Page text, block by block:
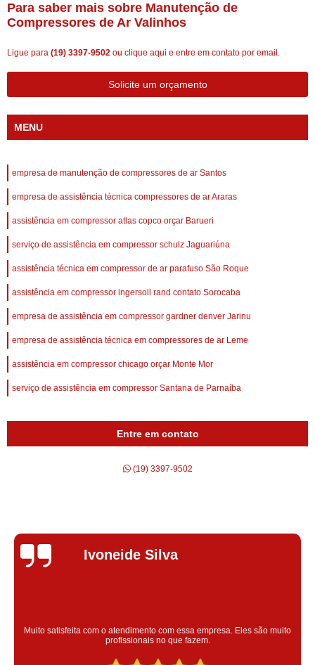
Para saber mais sobre Manutenção de
Compressores de Ar Valinhos
Ligue para (19) 3397-9502 ou clique aqui e entre em contato por email.
Solicite um orçamento
MENU
empresa de manutenção de compressores de ar Santos
empresa de assistência técnica compressores de ar Araras
assistência em compressor atlas copco orçar Barueri
serviço de assistência em compressor schulz Jaguariúna
assistência técnica em compressor de ar parafuso São Roque
assistência em compressor ingersoll rand contato Sorocaba
empresa de assistência em compressor gardner denver Jarinu
empresa de assistência técnica em compressores de ar Leme
assistência em compressor chicago orçar Monte Mor
serviço de assistência em compressor Santana de Parnaíba
Entre em contato
(19) 3397-9502
Silvana Alves
Super satisfeita com o serviço prestado, atendimento muito bom!
colaoradores educado e transparente, destaque para o colaborador
Claudinei excelente profissional!